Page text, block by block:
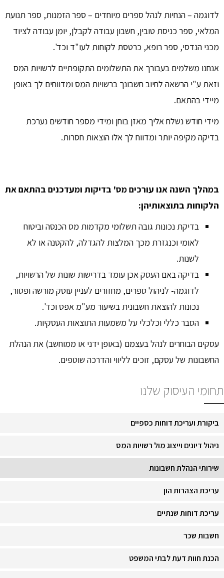
לדוגמה – הנחיות לנהל ספרים מיוחדים – ספר הזמנות, ספר תנועת
המלאי, ספר כניסת טובין, חשבון עבודה לקבלן, יומן עבודה לציוד
מכני הנדסי, ספר רופא, כרטסת לקוחות לעו"ד וכד'.
אנחנו משלמים בעבורך את התשלומים התקופתיים לרשויות המס
וזאת ע"י הרשאה לחיוב חשבונך ברשויות המס ומדווחים לך באופן
מיידי בהתאם.
מידי חודש נשלח אליך מאזן בוחן ומידי מספר חודשים נערכת
בדיקה מקיפה יותר ומדווח לך אלו הוצאות חסרות.
במהלך השנה אנו עורכים מס' בדיקות ומעדכנים בהתאם את
הלקוחות בתוצאותיהן:
בדיקת נכונות גובה תשלומי מקדמות מס הכנסה וביטוח
לאומי וכנגזרת מכך המלצות להגדלה, להקטנה או לא
לשנות.
בדיקה באם העסק אכן עומד בדרישות שונות של הרשויות,
לדוגמה- לניהול ספרים, מחזורים לעניין עוסק מורשה ופטור,
נכונות להוצאת חשבונית בשיעור מע"מ אפס וכד'.
הסבר כללי וכלכלי על משמעות התוצאות העסקיות.
עסקים הבוחרים לנהל בעצמם (באופן ידני או ממוחשב) את הנהלת
החשבונות של עסקם, זוכים לליווי והדרכה שוטפים.
תחומי העיסוק שלנו
ביקורת ועריכת דוחות כספיים
ניהול דיונים וייצוג מול רשויות המס
שירותי הנהלת חשבונות
עריכת הצהרות הון
עריכת דוחות שנתיים
חשבות שכר
הכנת חוות דעת לבתי המשפט